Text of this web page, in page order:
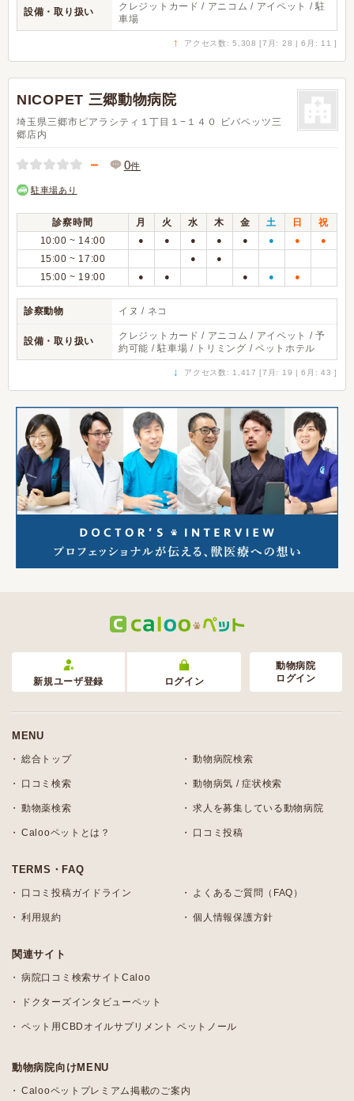
設備・取り扱い
クレジットカード / アニコム / アイペット / 駐
車場
↑ アクセス数: 5,308 [7月: 28 | 6月: 11 ]
NICOPET 三郷動物病院
埼玉県三郷市ピアラシティ１丁目１−１４０ ビバペッツ三
郷店内
－ 0件
駐車場あり
診察時間 月 火 水 木 金 土 日
祝
10:00 ~ 14:00
● ● ● ● ● ● ● ●
15:00 ~ 17:00 ● ●
15:00 ~ 19:00 ● ● ● ● ●
診察動物 イヌ / ネコ
設備・取り扱い
クレジットカード / アニコム / アイペット / 予
約可能 / 駐車場 / トリミング / ペットホテル
↓ アクセス数: 1,417 [7月: 19 | 6月: 43 ]
新規ユーザ登録 ログイン
動物病院
ログイン
MENU
総合トップ 動物病院検索
口コミ検索 動物病気 / 症状検索
動物薬検索 求人を募集している動物病院
Calooペットとは？ 口コミ投稿
TERMS・FAQ
口コミ投稿ガイドライン よくあるご質問（FAQ）
利用規約 個人情報保護方針
関連サイト
病院口コミ検索サイトCaloo
ドクターズインタビューペット
ペット用CBDオイルサプリメント ペットノール
動物病院向けMENU
Calooペットプレミアム掲載のご案内